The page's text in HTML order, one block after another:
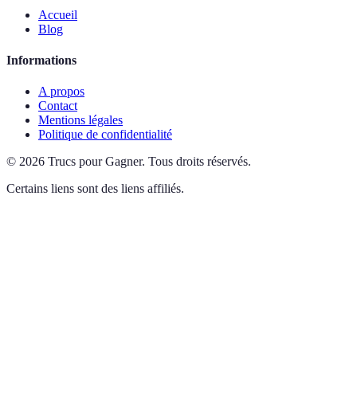
Accueil
Blog
Informations
A propos
Contact
Mentions légales
Politique de confidentialité
© 2026 Trucs pour Gagner. Tous droits réservés.
Certains liens sont des liens affiliés.